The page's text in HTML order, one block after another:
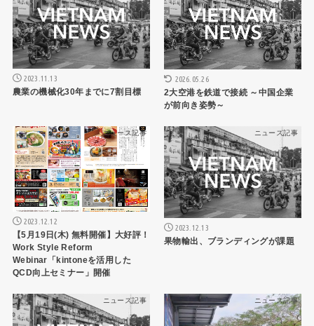
2023.11.13
農業の機械化30年までに7割目標
2026.05.26
2大空港を鉄道で接続 ～中国企業
が前向き姿勢～
ニュース記事
2023.12.12
【5月19日(木) 無料開催】大好評！
Work Style Reform
Webinar「kintoneを活用した
QCD向上セミナー」開催
ニュース記事
2023.12.13
果物輸出、ブランディングが課題
ニュース記事 ニュース記事